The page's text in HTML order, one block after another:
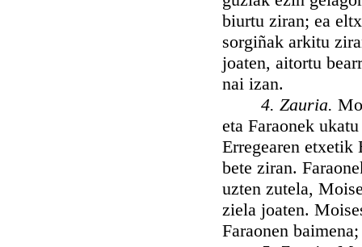
biurtu ziran; ea
sorgiñak arkitu
joaten, aitortu
nai izan.
4. Zauria.
eta Faraonek
Erregearen
bete ziran.
uzten zutela,
ziela joaten.
Faraonen